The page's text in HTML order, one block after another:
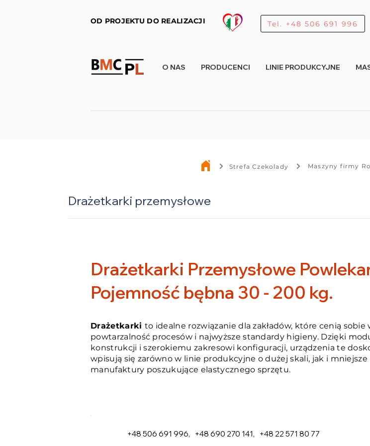
OD PROJEKTU DO REALIZACJI Tel. +48 506 691 996
O NAS PRODUCENCI LINIE PRODUKCYJNE
Strefa Czekolady Maszyny firmy
Drażetkarki przemysłowe
Drażetkarki Przemysłowe
Pojemność bębna 30 - 200 kg.
Drażetkarki to idealne rozwiązanie dla zakładów, które cenią sobie
powtarzalność procesów i najwyższe standardy higieny. Dzięki
konstrukcji i szerokiemu zakresowi konfiguracji, urządzenia te
wpisują się zarówno w linie produkcyjne o dużej skali, jak i mniejsze
manufaktury poszukujące elastycznego sprzętu.
+48 506 691 996, +48 690 270 141, +48 22 571 80 77